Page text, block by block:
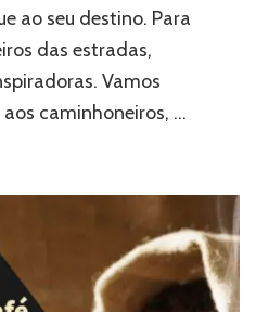
ao seu destino. Para
das estradas,
Vamos
caminhoneiros, …